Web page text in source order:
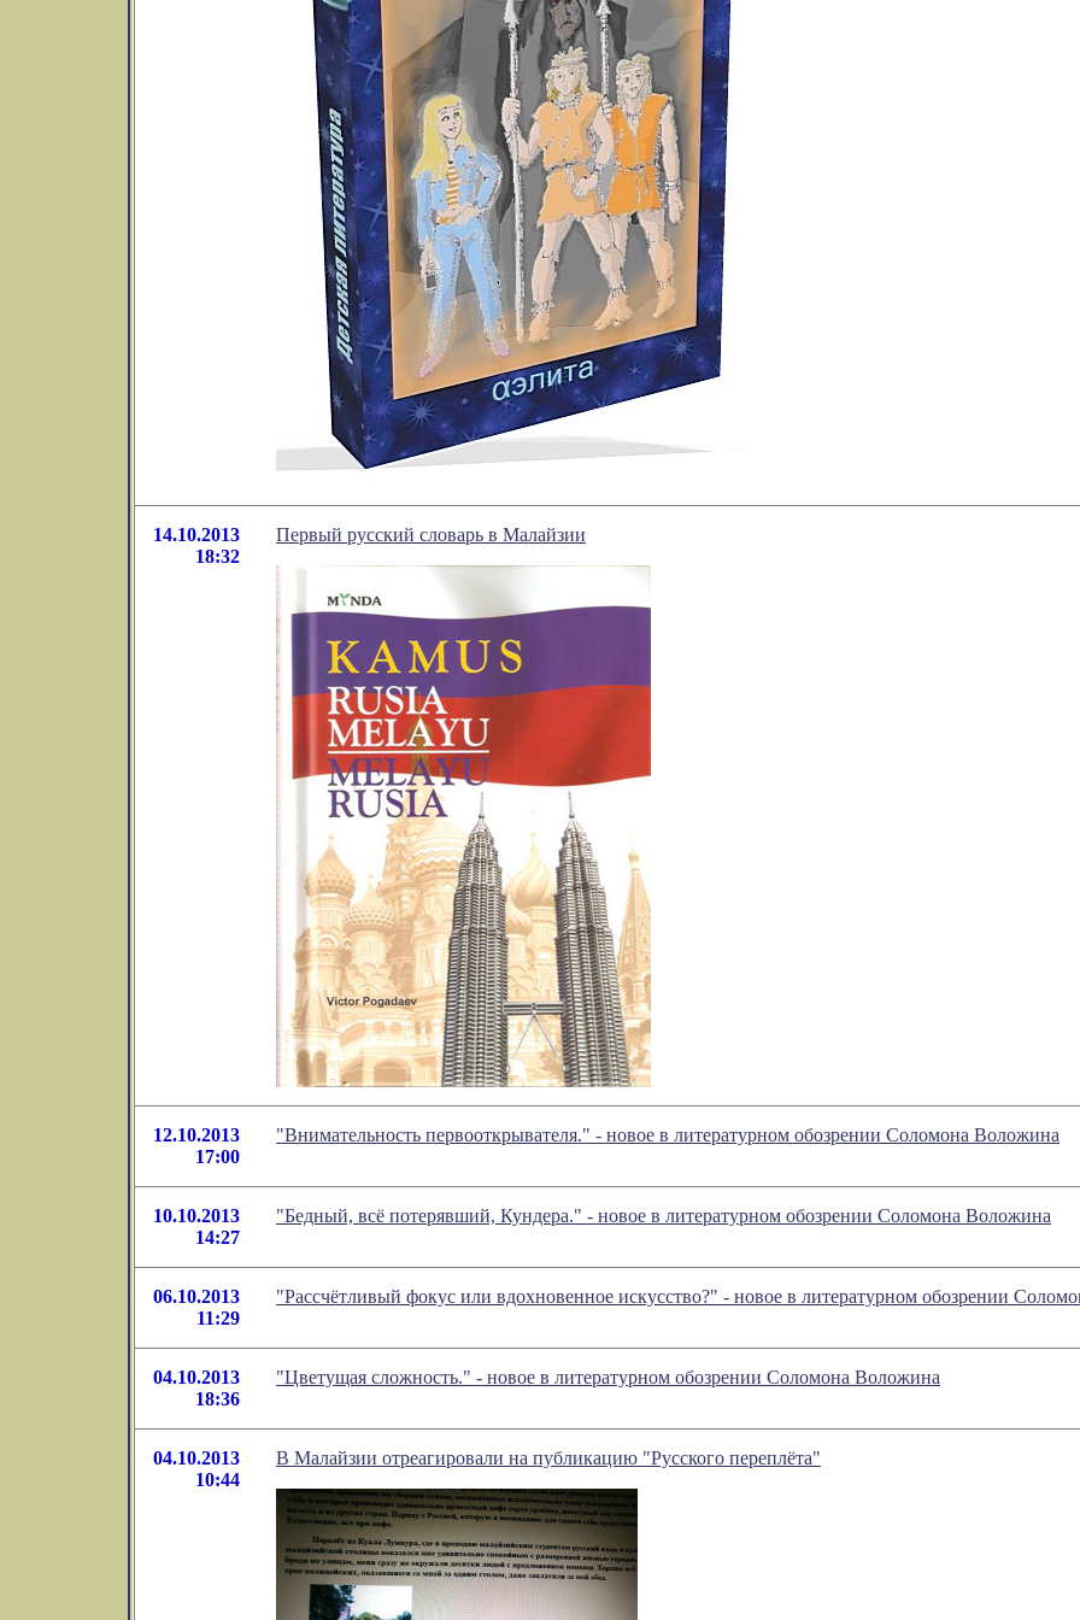
14.10.2013
18:32
Первый русский словарь в Малайзии
12.10.2013
17:00
"Внимательность первооткрывателя." - новое в литературном обозрении Соломона Воложина
10.10.2013
14:27
"Бедный, всё потерявший, Кундера." - новое в литературном обозрении Соломона Воложина
06.10.2013
11:29
"Рассчётливый фокус или вдохновенное искусство?" - новое в литературном обозрении
04.10.2013
18:36
"Цветущая сложность." - новое в литературном обозрении Соломона Воложина
04.10.2013
10:44
В Малайзии отреагировали на публикацию "Русского переплёта"